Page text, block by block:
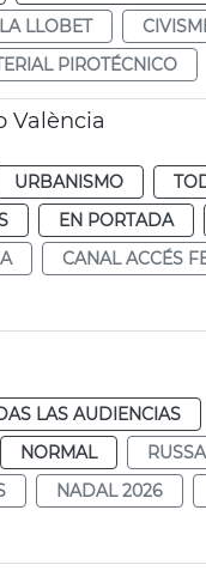
LLOBET
PIROTÉCNICO
València
URBANISMO
EN PORTADA
CANAL ACCÉS
LAS AUDIENCIAS
NORMAL
NADAL 2026